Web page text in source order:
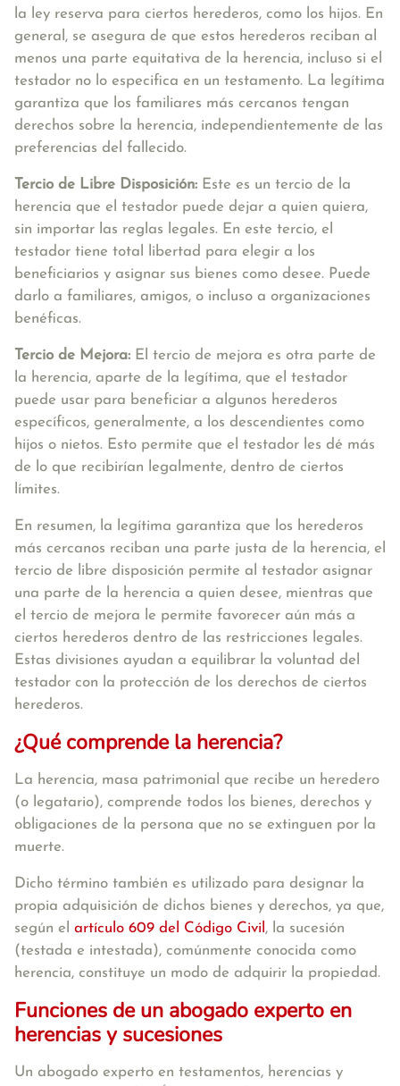
la ley reserva para ciertos herederos, como los hijos. En
general, se asegura de que estos herederos reciban al
menos una parte equitativa de la herencia, incluso si el
testador no lo especifica en un testamento. La legítima
garantiza que los familiares más cercanos tengan
derechos sobre la herencia, independientemente de las
preferencias del fallecido.
Tercio de Libre Disposición: Este es un tercio de la
herencia que el testador puede dejar a quien quiera,
sin importar las reglas legales. En este tercio, el
testador tiene total libertad para elegir a los
beneficiarios y asignar sus bienes como desee. Puede
darlo a familiares, amigos, o incluso a organizaciones
benéficas.
Tercio de Mejora: El tercio de mejora es otra parte de
la herencia, aparte de la legítima, que el testador
puede usar para beneficiar a algunos herederos
específicos, generalmente, a los descendientes como
hijos o nietos. Esto permite que el testador les dé más
de lo que recibirían legalmente, dentro de ciertos
límites.
En resumen, la legítima garantiza que los herederos
más cercanos reciban una parte justa de la herencia, el
tercio de libre disposición permite al testador asignar
una parte de la herencia a quien desee, mientras que
el tercio de mejora le permite favorecer aún más a
ciertos herederos dentro de las restricciones legales.
Estas divisiones ayudan a equilibrar la voluntad del
testador con la protección de los derechos de ciertos
herederos.
¿Qué comprende la herencia?
La herencia, masa patrimonial que recibe un heredero
(o legatario), comprende todos los bienes, derechos y
obligaciones de la persona que no se extinguen por la
muerte.
Dicho término también es utilizado para designar la
propia adquisición de dichos bienes y derechos, ya que,
según el artículo 609 del Código Civil , la sucesión
(testada e intestada), comúnmente conocida como
herencia, constituye un modo de adquirir la propiedad.
Funciones de un abogado experto en
herencias y sucesiones
Un abogado experto en testamentos, herencias y